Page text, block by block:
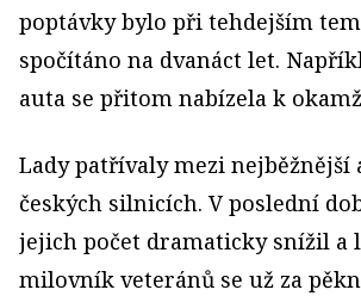
poptávky bylo při tehdejším
spočítáno na dvanáct let.
auta se přitom nabízela k
Lady patřívaly mezi
českých silnicích. V poslední
jejich počet dramaticky snížil a
milovník veteránů se už za